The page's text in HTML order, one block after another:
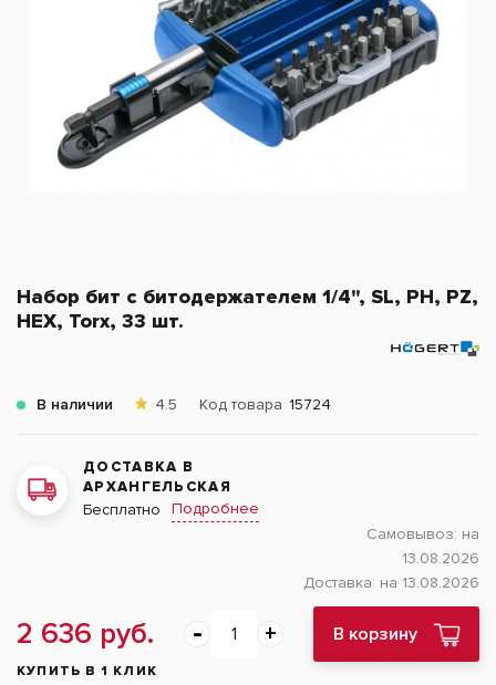
Набор бит с битодержателем 1/4", SL, PH, PZ,
HEX, Torx, 33 шт.
В наличии 4.5 Код товара 15724
ДОСТАВКА В
АРХАНГЕЛЬСКАЯ
Бесплатно
Подробнее
Самовывоз: на
13.08.2026
Доставка: на 13.08.2026
2 636 руб. В корзину
КУПИТЬ В 1 КЛИК